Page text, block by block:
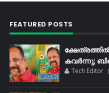
FEATURED POSTS
കവർന്നു;
Tech Editor